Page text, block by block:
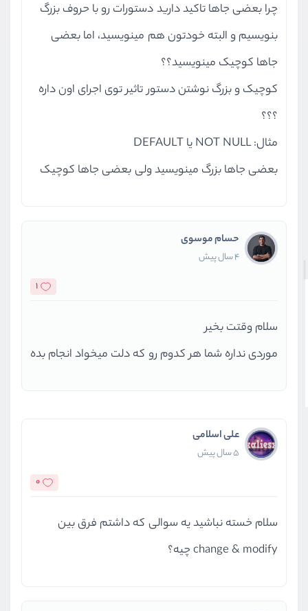
چرا بعضی جاها تاکید دارید دستورات رو با حروف بزرگ
بنویسیم و البته خودتون هم مینویسید، اما بعضی
جاها کوچیک مینویسید؟؟
کوچیک و بزرگ نوشتن دستور تاثیر توی اجرای اون داره
؟؟؟
مثال: NOT NULL یا DEFAULT
بعضی جاها بزرگ مینویسید ولی بعضی جاها کوچیک
حسام موسوی
4 سال پیش
1
سلام وقتت بخیر
موردی نداره شما هر کدوم رو که دلت میخواد انجام بده
علی اسلامی
5 سال پیش
0
سلام خسته نباشید یه سوالی که داشتم فرق بین
change & modify چیه؟